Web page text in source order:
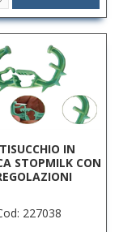
IN
STOPMILK CON
227038